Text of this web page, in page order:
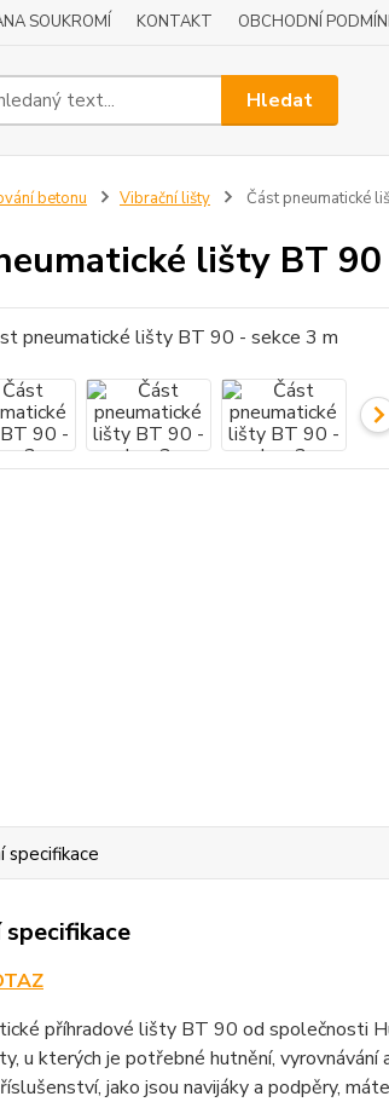
SOUKROMÍ KONTAKT OBCHODNÍ
Hledat
betonu Vibrační lišty Část pneumatické
lišty BT 90
specifikace
příhradové lišty BT 90 od společnosti
u kterých je potřebné hutnění,
jako jsou navijáky a podpěry,